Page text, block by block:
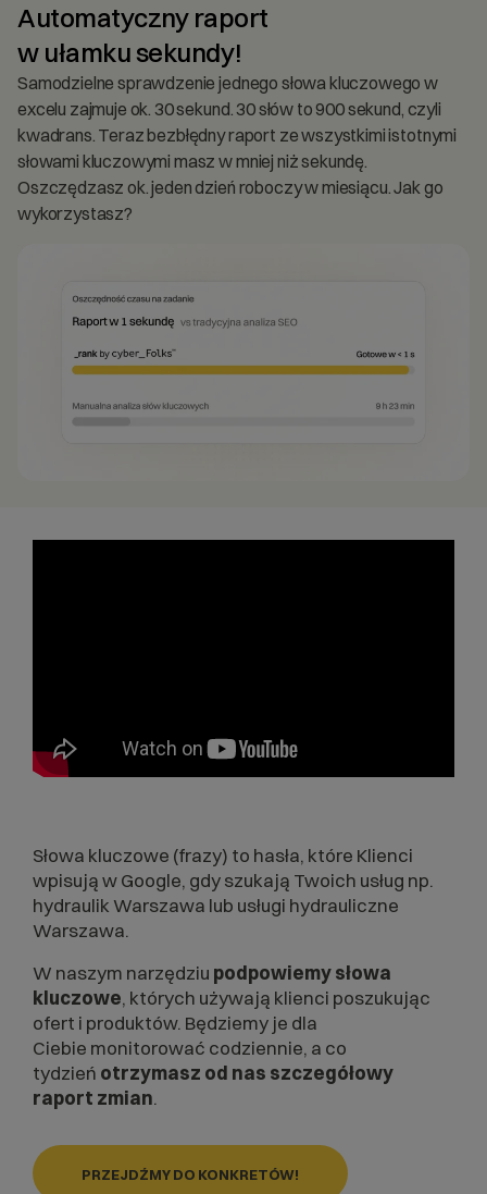
Automatyczny raport
w ułamku sekundy!
Samodzielne sprawdzenie jednego słowa kluczowego w
excelu zajmuje ok. 30 sekund. 30 słów to 900 sekund, czyli
kwadrans. Teraz bezbłędny raport ze wszystkimi istotnymi
słowami kluczowymi masz w mniej niż sekundę.
Oszczędzasz ok. jeden dzień roboczy w miesiącu. Jak go
wykorzystasz?
Słowa kluczowe (frazy) to hasła, które Klienci
wpisują w Google, gdy szukają Twoich usług np.
hydraulik Warszawa lub usługi hydrauliczne
Warszawa.
W naszym narzędziu podpowiemy słowa
kluczowe, których używają klienci poszukując
ofert i produktów. Będziemy je dla
Ciebie monitorować codziennie, a co
tydzień otrzymasz od nas szczegółowy
raport zmian.
PRZEJDŹMY DO KONKRETÓW!